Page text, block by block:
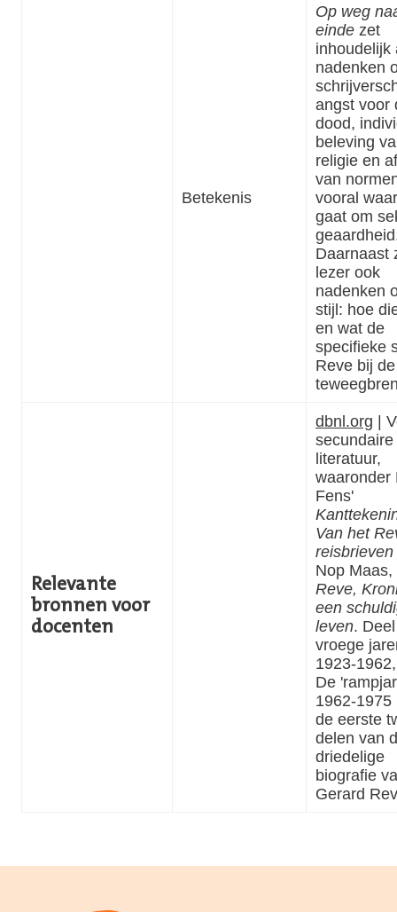
Betekenis
Op weg
einde zet
inhoudelijk
nadenken
angst voor
dood,
beleving
religie en
van
vooral
gaat om
Daarnaast
lezer ook
nadenken
stijl: hoe
en wat de
specifieke
Reve bij
Relevante
bronnen voor
docenten
dbnl.org |
secundaire
literatuur,
waaronder
Fens'
Van het
reisbrieven
Nop Maas,
Reve,
een
leven.
vroege
1923-
De
1962-1975
de eerste
delen van
driedelige
biografie
Gerard